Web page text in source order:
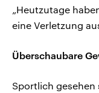
„Heutzutage
eine Verletzung
Überschaubare
Sportlich gesehen